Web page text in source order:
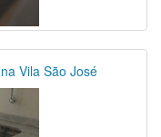
Vila São José